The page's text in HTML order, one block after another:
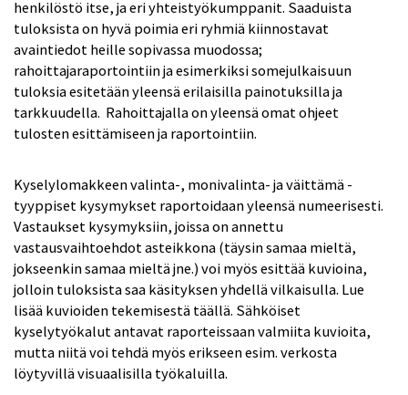
henkilöstö itse, ja eri yhteistyökumppanit. Saaduista
tuloksista on hyvä poimia eri ryhmiä kiinnostavat
avaintiedot heille sopivassa muodossa;
rahoittajaraportointiin ja esimerkiksi somejulkaisuun
tuloksia esitetään yleensä erilaisilla painotuksilla ja
tarkkuudella. Rahoittajalla on yleensä omat ohjeet
tulosten esittämiseen ja raportointiin.
Kyselylomakkeen valinta-, monivalinta- ja väittämä -
tyyppiset kysymykset raportoidaan yleensä numeerisesti.
Vastaukset kysymyksiin, joissa on annettu
vastausvaihtoehdot asteikkona (täysin samaa mieltä,
jokseenkin samaa mieltä jne.) voi myös esittää kuvioina,
jolloin tuloksista saa käsityksen yhdellä vilkaisulla. Lue
lisää kuvioiden tekemisestä täällä. Sähköiset
kyselytyökalut antavat raporteissaan valmiita kuvioita,
mutta niitä voi tehdä myös erikseen esim. verkosta
löytyvillä visuaalisilla työkaluilla.